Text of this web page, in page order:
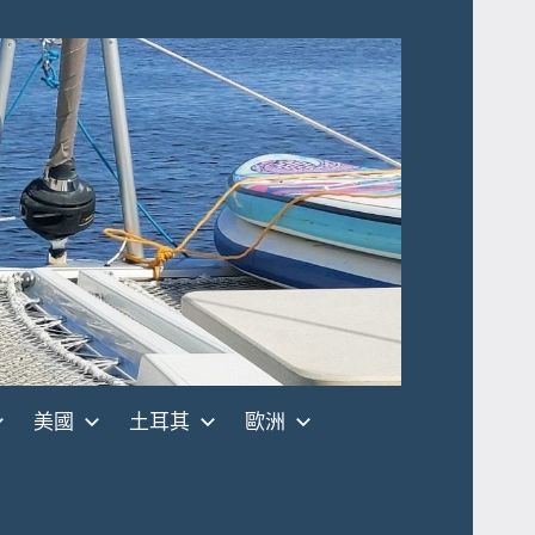
美國 土耳其 歐洲